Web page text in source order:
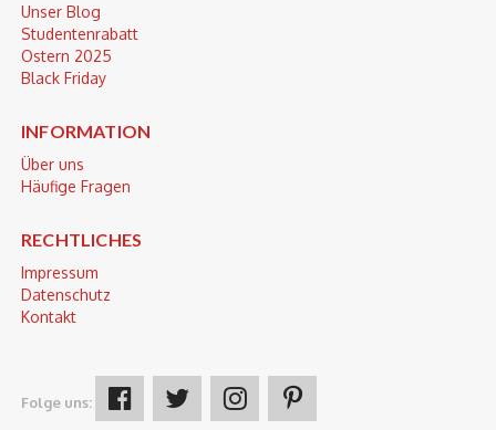
Unser Blog
Studentenrabatt
Ostern 2025
Black Friday
INFORMATION
Über uns
Häufige Fragen
RECHTLICHES
Impressum
Datenschutz
Kontakt
Folge uns: